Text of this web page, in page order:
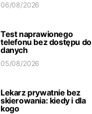
06/08/2026
Test naprawionego
telefonu bez dostępu do
danych
05/08/2026
Lekarz prywatnie bez
skierowania: kiedy i dla
kogo